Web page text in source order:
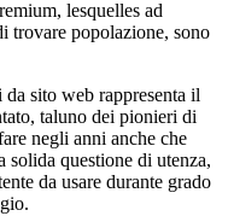
lesquelles ad
trovare popolazione, sono
sito web rappresenta il
taluno dei pionieri di
negli anni anche che
solida questione di utenza,
da usare durante grado